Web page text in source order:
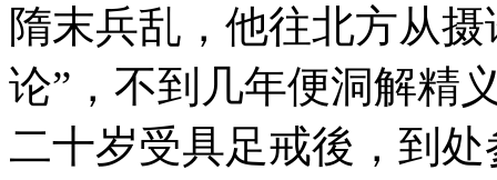
隋末兵乱，他往北方从
论”，不到几年便洞解精
二十岁受具足戒後，到